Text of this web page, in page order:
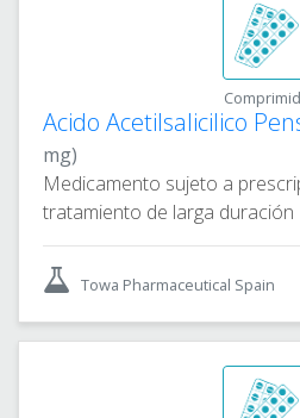
Acido Acetilsalicilico
mg)
Medicamento sujeto a
tratamiento de larga duración
Towa Pharmaceutical Spain